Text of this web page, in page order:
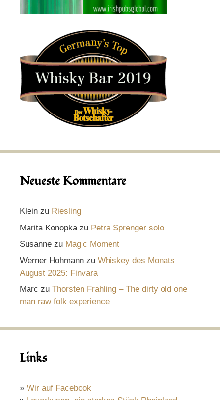
Neueste Kommentare
Klein zu Riesling
Marita Konopka zu Petra Sprenger solo
Susanne zu Magic Moment
Werner Hohmann zu Whiskey des Monats
August 2025: Finvara
Marc zu Thorsten Frahling – The dirty old one
man raw folk experience
Links
» Wir auf Facebook